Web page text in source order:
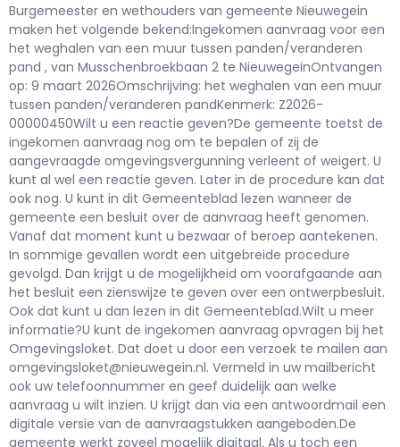
Burgemeester en wethouders van gemeente Nieuwegein
maken het volgende bekend:Ingekomen aanvraag voor een
het weghalen van een muur tussen panden/veranderen
pand , van Musschenbroekbaan 2 te NieuwegeinOntvangen
op: 9 maart 2026Omschrijving: het weghalen van een muur
tussen panden/veranderen pandKenmerk: Z2026-
00000450Wilt u een reactie geven?De gemeente toetst de
ingekomen aanvraag nog om te bepalen of zij de
aangevraagde omgevingsvergunning verleent of weigert. U
kunt al wel een reactie geven. Later in de procedure kan dat
ook nog. U kunt in dit Gemeenteblad lezen wanneer de
gemeente een besluit over de aanvraag heeft genomen.
Vanaf dat moment kunt u bezwaar of beroep aantekenen.
In sommige gevallen wordt een uitgebreide procedure
gevolgd. Dan krijgt u de mogelijkheid om voorafgaande aan
het besluit een zienswijze te geven over een ontwerpbesluit.
Ook dat kunt u dan lezen in dit Gemeenteblad.Wilt u meer
informatie?U kunt de ingekomen aanvraag opvragen bij het
Omgevingsloket. Dat doet u door een verzoek te mailen aan
omgevingsloket@nieuwegein.nl. Vermeld in uw mailbericht
ook uw telefoonnummer en geef duidelijk aan welke
aanvraag u wilt inzien. U krijgt dan via een antwoordmail een
digitale versie van de aanvraagstukken aangeboden.De
gemeente werkt zoveel mogelijk digitaal. Als u toch een